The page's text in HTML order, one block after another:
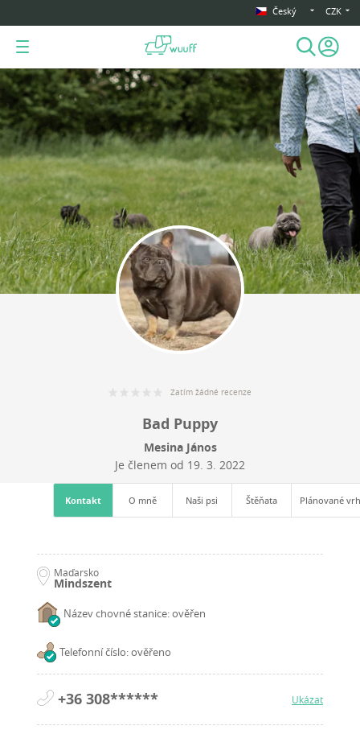
Český CZK
Zatím žádné recenze
Bad Puppy
Mesina János
Je členem od 19. 3. 2022
Kontakt O mně Naši psi Štěňata Plánované
Maďarsko
Mindszent
Název chovné stanice: ověřen
Telefonní číslo: ověřeno
+36 308****** Ukázat